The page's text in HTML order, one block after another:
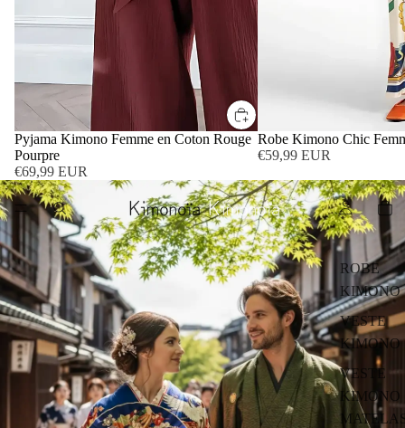
ROBE
KIMONO
VESTE
KIMONO
VESTE
KIMONO
Pyjama Kimono Femme en Coton Rouge
Pourpre
€69,99 EUR
Robe Kimono Chic
€59,99 EUR